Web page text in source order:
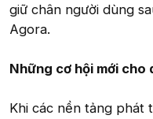
giữ chân người dùng
Agora.
Những cơ hội mới cho
Khi các nền tảng phát